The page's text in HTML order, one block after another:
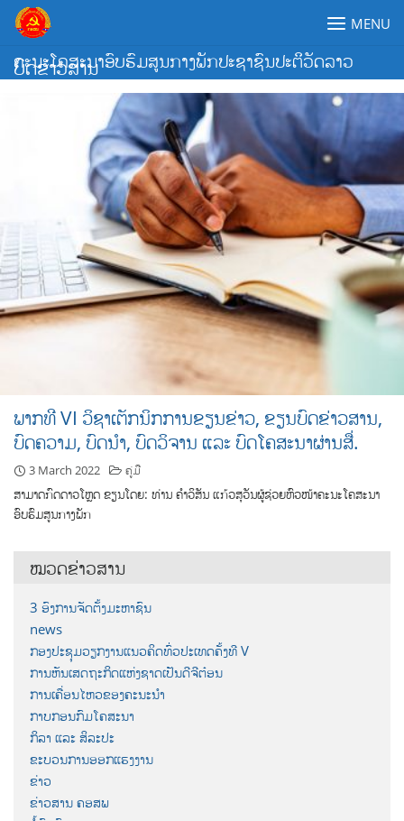
Skip
content
ຄະນະໂຄສະນາອົບຮົມສູນກາງພັກປະຊາຊົນປະຕິວັດລາວ
MENU
ບົດຂ່າວສານ
ພາກທີ VI ວິຊາເຕັກນິກການຂຽນຂ່າວ, ຂຽນບົດຂ່າວສານ,
ບົດຄວາມ, ບົດນໍາ, ບົດວິຈານ ແລະ ບົດໂຄສະນາຜ່ານສື່.
3 March 2022 ຄູ່ມື
ສາມາດກົດດາວໂຫຼດ ຂຽນໂດຍ: ທ່ານ ຄຳວິສັນ ແກ້ວສຸວັນຜູ້ຊ່ວຍຫົວໜ້າຄະນະໂຄສະນາ
ອົບຮົມສູນກາງພັກ
ໝວດຂ່າວສານ
3 ອົງການຈັດຕັ້ງມະຫາຊົນ
news
ກອງປະຊຸມວຽກງານແນວຄິດທົ່ວປະເທດຄັ້ງທີ V
ການຫັນເສດຖະກິດແຫ່ງຊາດເປັນດີຈີຕ໋ອນ
ການເຄື່ອນໄຫວຂອງຄະນະນຳ
ກາບກອນກົມໂຄສະນາ
ກິລາ ແລະ ສິລະປະ
ຂະບວນການອອກແຮງງານ
ຂ່າວ
ຂ່າວສານ ຄອສພ